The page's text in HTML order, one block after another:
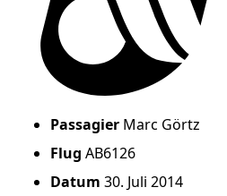
Passagier Marc Görtz
Flug AB6126
Datum 30. Juli 2014